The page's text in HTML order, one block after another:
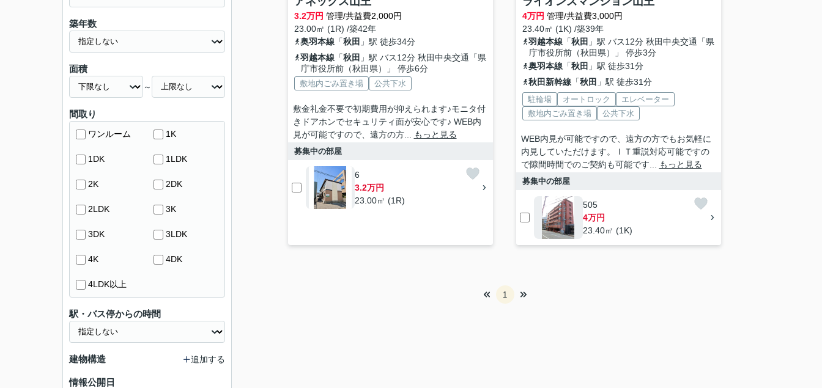
3.2万円 管理/共益費2,000円
23.00㎡ (1R) /築42年
奥羽本線「秋田 」駅 徒歩34分
羽越本線「秋田 」駅 バス12分 秋田中央交通「県
庁市役所前（秋田県）」 停歩6分
敷地内ごみ置き場 公共下水
敷金礼金不要で初期費用が抑えられます♪モニタ付
きドアホンでセキュリティ面が安心です♪ WEB内
見が可能ですので、遠方の方...
もっと見る
募集中の部屋
6
3.2万円
23.00㎡ (1R)
4万円 管理/共益費3,000円
23.40㎡ (1K) /築39年
羽越本線「秋田 」駅 バス12分 秋田中央交通「県
庁市役所前（秋田県）」 停歩3分
奥羽本線「秋田 」駅 徒歩31分
秋田新幹線「秋田 」駅 徒歩31分
駐輪場 オートロック
エレベーター
敷地内ごみ置き場
公共下水
WEB内見が可能ですので、遠方の方でもお気軽に
内見していただけます。ＩＴ重説対応可能ですの
で隙間時間でのご契約も可能です...
もっと見る
募集中の部屋
505
4万円
23.40㎡ (1K)
1
築年数
面積
～
間取り
ワンルーム 1K
1DK 1LDK
2K 2DK
2LDK 3K
3DK 3LDK
4K 4DK
4LDK以上
駅・バス停からの時間
建物構造 追加する
情報公開日